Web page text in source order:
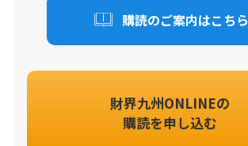
購読のご案内はこちら
財界九州ONLINEの
購読を申し込む